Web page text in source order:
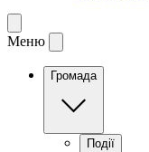
Меню
Громада
Події